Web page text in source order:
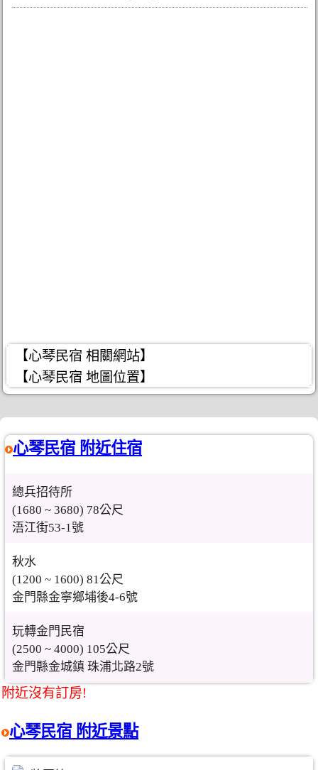
【心琴民宿 相關網站】
【心琴民宿 地圖位置】
心琴民宿 附近住宿
總兵招待所
(1680 ~ 3680) 78公尺
浯江街53-1號
秋水
(1200 ~ 1600) 81公尺
金門縣金寧鄉埔後4-6號
玩轉金門民宿
(2500 ~ 4000) 105公尺
金門縣金城鎮 珠浦北路2號
附近沒有訂房!
心琴民宿 附近景點